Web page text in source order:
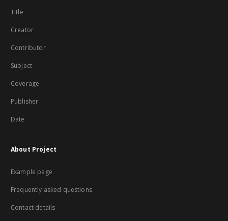
Title
Creator
Contributor
Subject
Coverage
Publisher
Date
About Project
Example page
Frequently asked questions
Contact details